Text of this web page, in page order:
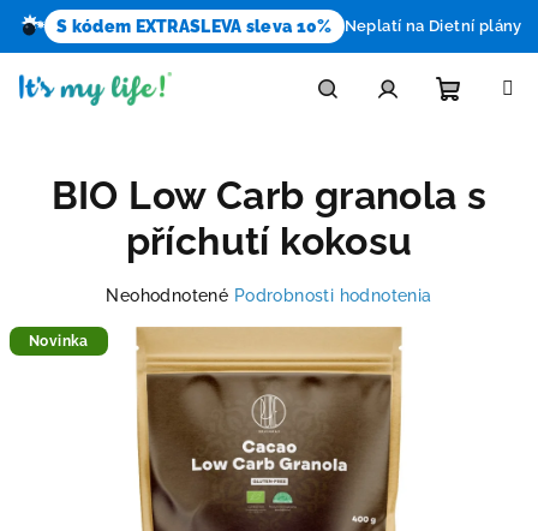
S kódem EXTRASLEVA sleva 10% Neplatí na Dietní plány
košík
BIO Low Carb granola s
příchutí kokosu
produktu
Neohodnotené Podrobnosti hodnotenia
Novinka